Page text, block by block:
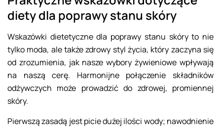
diety dla poprawy stanu skóry
Wskazówki dietetyczne dla poprawy stanu skóry to nie
tylko moda, ale także zdrowy styl życia, który zaczyna się
od zrozumienia, jak nasze wybory żywieniowe wpływają
na naszą cerę. Harmonijne połączenie składników
odżywczych może prowadzić do zdrowej, promiennej
skóry.
Pierwszą zasadą jest picie dużej ilości wody; nawodnienie